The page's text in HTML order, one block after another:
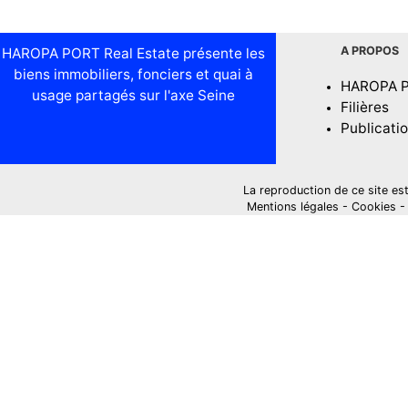
HAROPA PORT Real Estate présente les
biens immobiliers, fonciers et quai à
usage partagés sur l'axe Seine
A PROPOS
HAROPA
Filières
La reproduction de ce site
Mentions légales - Cookies -